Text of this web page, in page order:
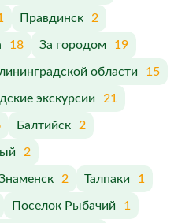
Правдинск 2
18 За городом 19
области 15
экскурсии 21
Балтийск 2
2
2 Талпаки 1
Поселок Рыбачий 1